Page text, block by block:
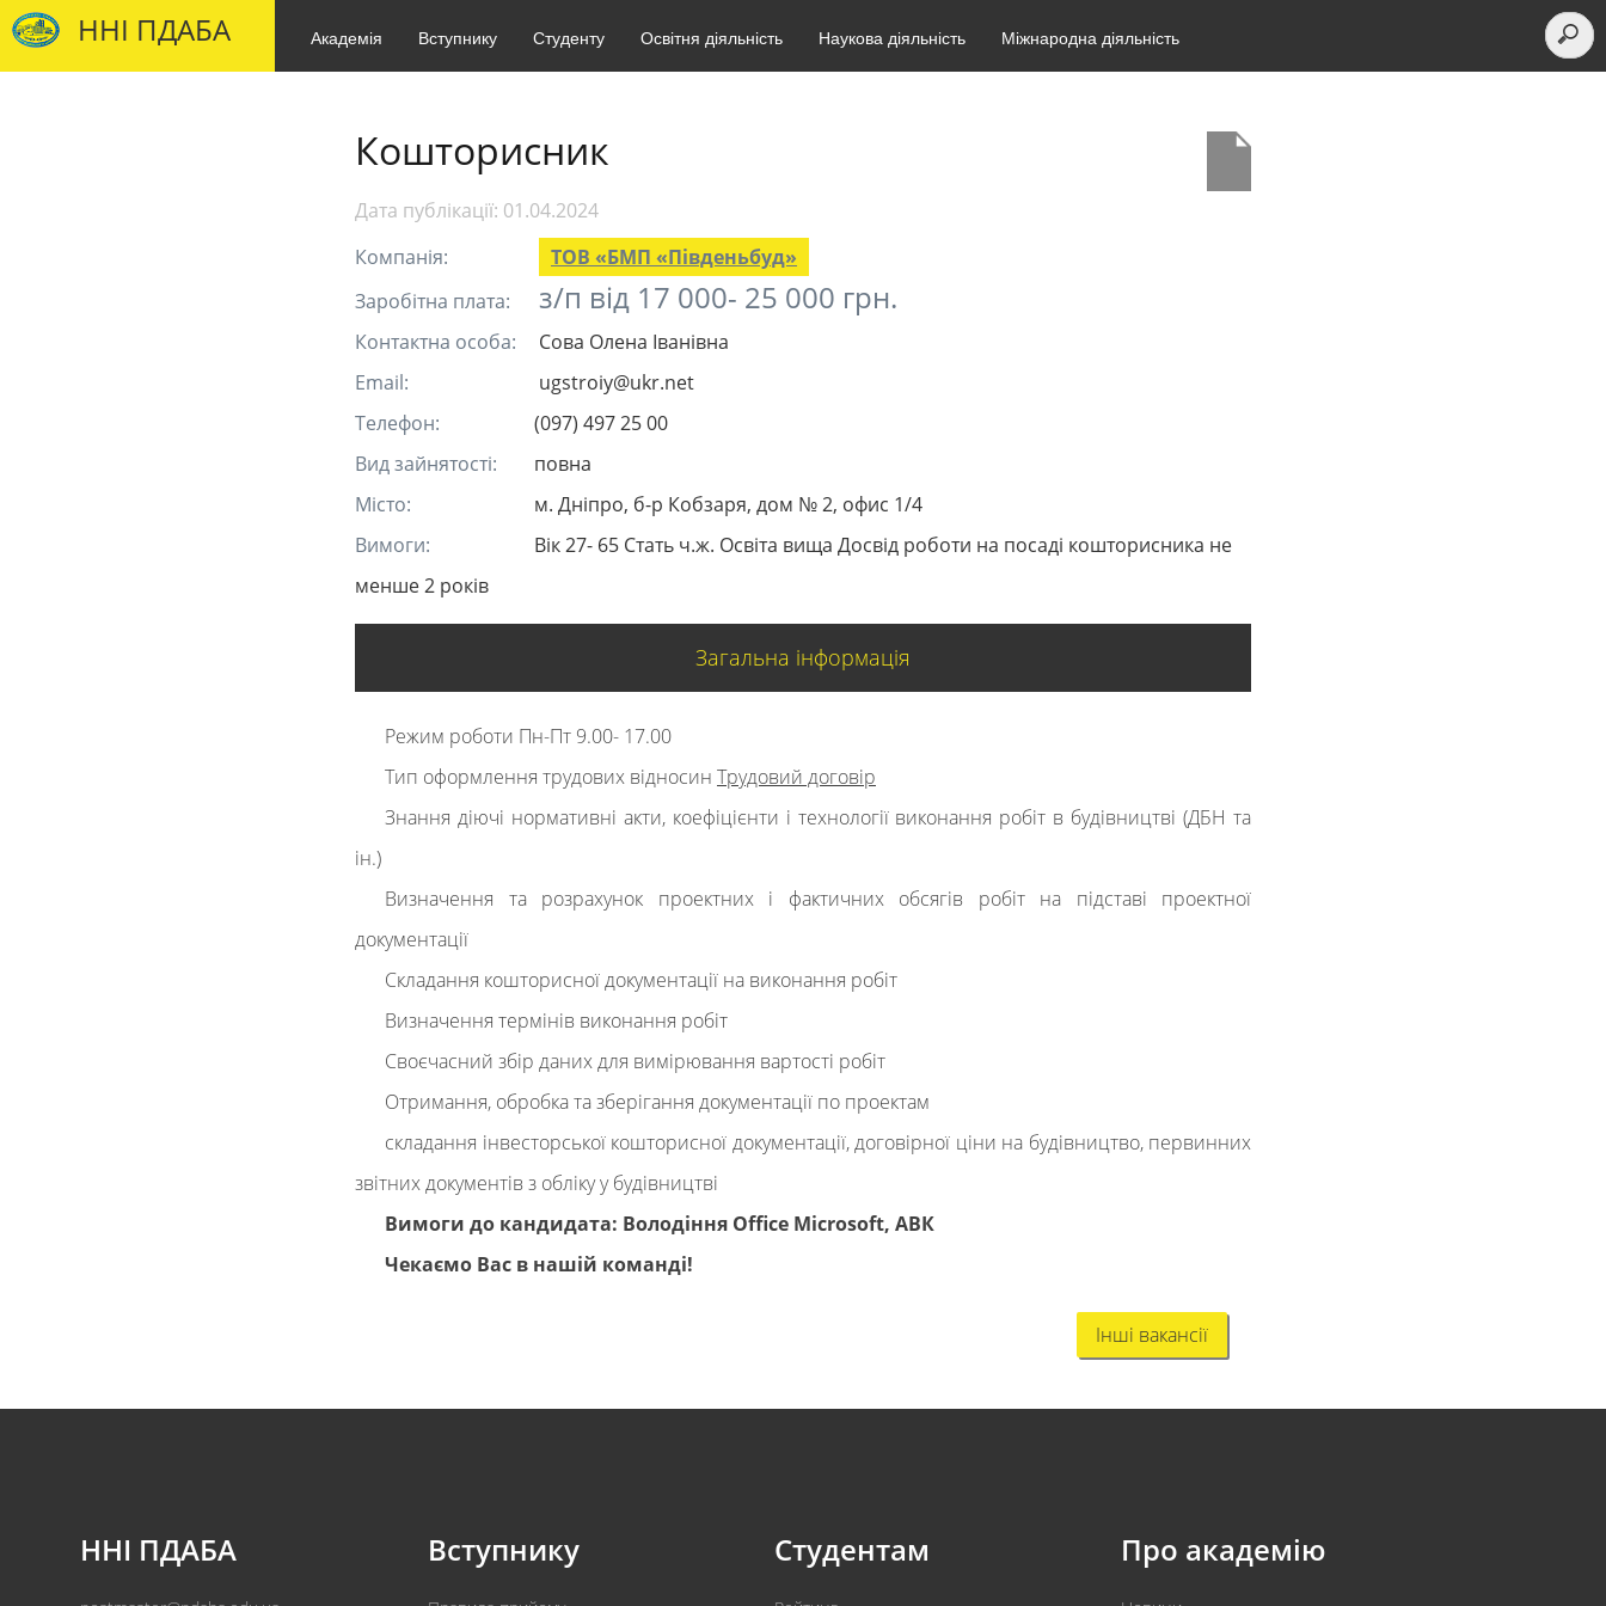
ННІ ПДАБА Академія Вступнику Студенту Освітня діяльність Наукова діяльність Міжнародна діяльність
Кошторисник
Дата публікації: 01.04.2024
Компанія:
ТОВ «БМП «Південьбуд»
Заробітна плата:
з/п від 17 000- 25 000 грн.
Контактна особа:
Сова Олена Іванівна
Email:
ugstroiy@ukr.net
Телефон:
(097) 497 25 00
Вид зайнятості:
повна
Місто:
м. Дніпро, б-р Кобзаря, дом № 2, офис 1/4
Вимоги:
Вік 27- 65 Стать ч.ж. Освіта вища Досвід роботи на посаді кошторисника не
менше 2 років
Загальна інформація
Режим роботи Пн-Пт 9.00- 17.00
Тип оформлення трудових відносин Трудовий договір
Знання діючі нормативні акти, коефіцієнти і технології виконання робіт в будівництві (ДБН та
ін.)
Визначення та розрахунок проектних і фактичних обсягів робіт на підставі проектної
документації
Складання кошторисної документації на виконання робіт
Визначення термінів виконання робіт
Своєчасний збір даних для вимірювання вартості робіт
Отримання, обробка та зберігання документації по проектам
складання інвесторської кошторисної документації, договірної ціни на будівництво, первинних
звітних документів з обліку у будівництві
Вимоги до кандидата: Володіння Office Microsoft, АВК
Чекаємо Вас в нашій команді!
Інші вакансії
ННІ ПДАБА Вступнику Студентам Про академію